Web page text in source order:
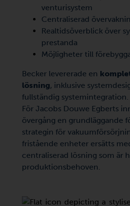
venturisystem
Centraliserad
Realtidsöverblick över
prestanda
Möjligheter till
Becker levererade en
lösning, inklusive
fullständig systemintegration.
För Jacobs Douwe Egberts
övergång en grundläggande
strategin för
fristående enheter ersätts
centraliserad lösning som är
produktionsbehoven.